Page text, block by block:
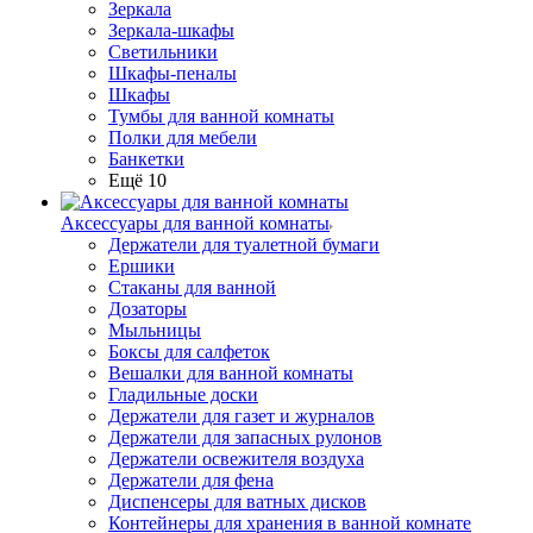
Зеркала
Зеркала-шкафы
Светильники
Шкафы-пеналы
Шкафы
Тумбы для ванной комнаты
Полки для мебели
Банкетки
Ещё 10
Аксессуары для ванной комнаты
Держатели для туалетной бумаги
Ершики
Стаканы для ванной
Дозаторы
Мыльницы
Боксы для салфеток
Вешалки для ванной комнаты
Гладильные доски
Держатели для газет и журналов
Держатели для запасных рулонов
Держатели освежителя воздуха
Держатели для фена
Диспенсеры для ватных дисков
Контейнеры для хранения в ванной комнате